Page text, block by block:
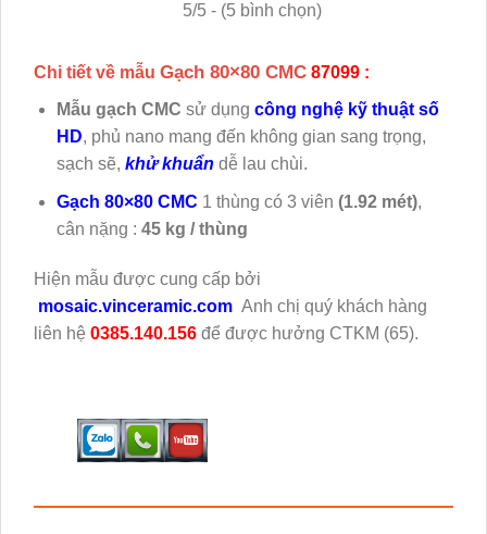
5/5 - (5 bình chọn)
Chi tiết về mẫu Gạch 80×80 CMC 87099 :
Mẫu gạch CMC sử dụng công nghệ kỹ thuật số
HD, phủ nano mang đến không gian sang trọng,
sạch sẽ, khử khuẩn dễ lau chùi.
Gạch 80×80 CMC 1 thùng có 3 viên (1.92 mét),
cân nặng : 45 kg / thùng
Hiện mẫu được cung cấp bởi
mosaic.vinceramic.com Anh chị quý khách hàng
liên hệ 0385.140.156 để được hưởng CTKM (65).